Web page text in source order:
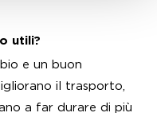
utili?
e un buon
il trasporto,
a far durare di più